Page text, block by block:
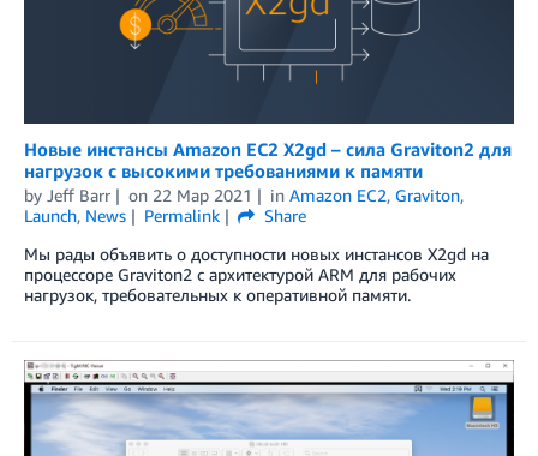
Новые инстансы Amazon EC2 X2gd – сила Graviton2 для
нагрузок с высокими требованиями к памяти
by Jeff Barr on 22 Мар 2021 in Amazon EC2, Graviton,
Launch, News Permalink
Share
Мы рады объявить о доступности новых инстансов X2gd на
процессоре Graviton2 с архитектурой ARM для рабочих
нагрузок, требовательных к оперативной памяти.